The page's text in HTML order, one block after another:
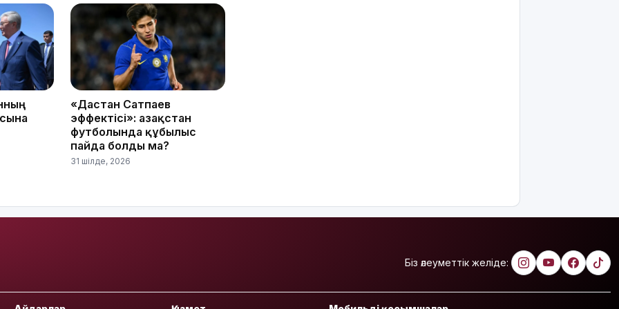
«Дастан Сатпаев
эффектісі»: Қазақстан
футболында құбылыс
пайда болды ма?
31 шілде, 2026
қазақстандық
жүргізушілерге
Тоқаев
Ардақ
Біз әлеуметтік желіде: